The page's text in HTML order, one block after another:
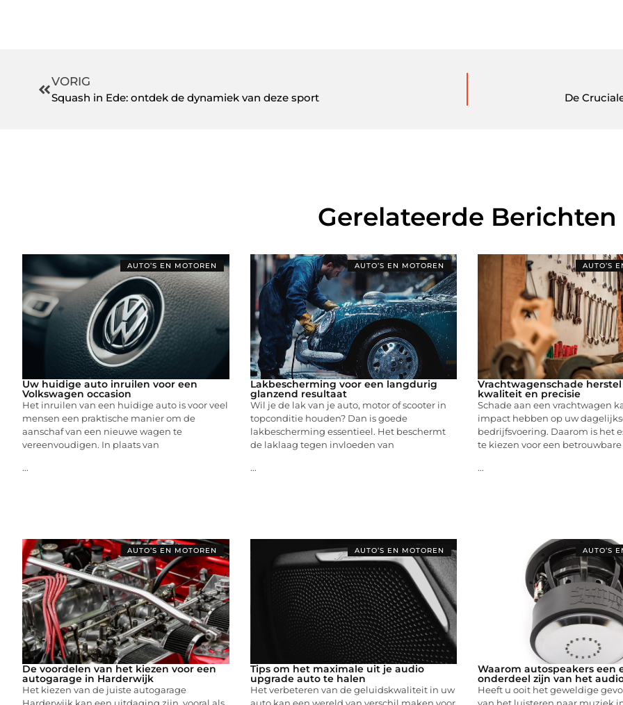
VORIG
Squash in Ede: ontdek de dynamiek van deze sport De
Gerelateerde Berichten
AUTO’S EN MOTOREN
Uw huidige auto inruilen voor een
Volkswagen occasion
Het inruilen van een huidige auto is voor veel
mensen een praktische manier om de
aanschaf van een nieuwe wagen te
vereenvoudigen. In plaats van
...
AUTO’S EN MOTOREN
Lakbescherming voor een langdurig
glanzend resultaat
Wil je de lak van je auto, motor of scooter in
topconditie houden? Dan is goede
lakbescherming essentieel. Het beschermt
de laklaag tegen invloeden van
...
AUTO’S
Vrachtwagenschade
kwaliteit en precisie
Schade aan een vrachtwagen
impact hebben op uw
bedrijfsvoering. Daarom is het
te kiezen voor een
...
AUTO’S EN MOTOREN
De voordelen van het kiezen voor een
autogarage in Harderwijk
Het kiezen van de juiste autogarage
Harderwijk kan een uitdaging zijn, vooral als
AUTO’S EN MOTOREN
Tips om het maximale uit je audio
upgrade auto te halen
Het verbeteren van de geluidskwaliteit in uw
auto kan een wereld van verschil maken voor
AUTO’S
Waarom autospeakers een
onderdeel zijn van het
Heeft u ooit het geweldige
van het luisteren naar muziek